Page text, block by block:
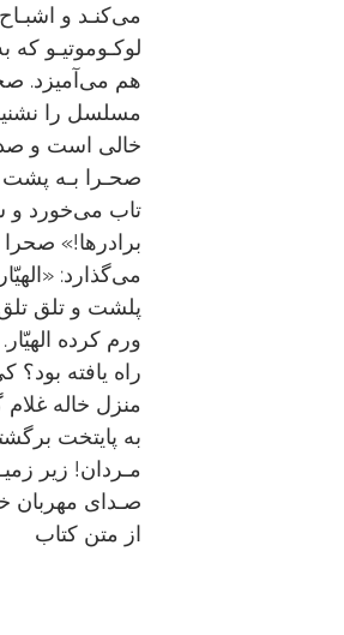
می‌کنـد و
لوکـوموتیـو
هم می‌آمیزد.
مسلسل را
خالی است و
صحـرا بـه پشت
تاب می‌خورد و
برادر‌ها!»
می‌گذارد:
پلشت و تلق
ورم کرده
راه یافته بود؟
منزل خاله غلام
به پایتخت
مـردان! زیر
صـدای مهربان
از متن کتاب